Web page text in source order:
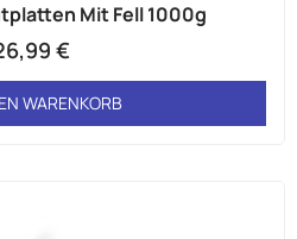
Mit Fell 1000g
€
WARENKORB